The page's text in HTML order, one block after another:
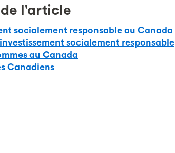
l'article
socialement responsable au Canada
socialement responsable
au Canada
Canadiens